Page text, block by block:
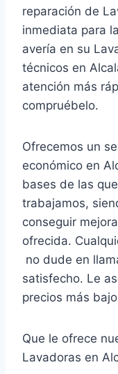
reparación de
inmediata para
avería en su
técnicos en
atención más
compruébelo.
Ofrecemos un
económico en
bases de las
trabajamos,
conseguir
ofrecida.
no dude en
satisfecho. Le
precios más
Que le ofrece
Lavadoras en